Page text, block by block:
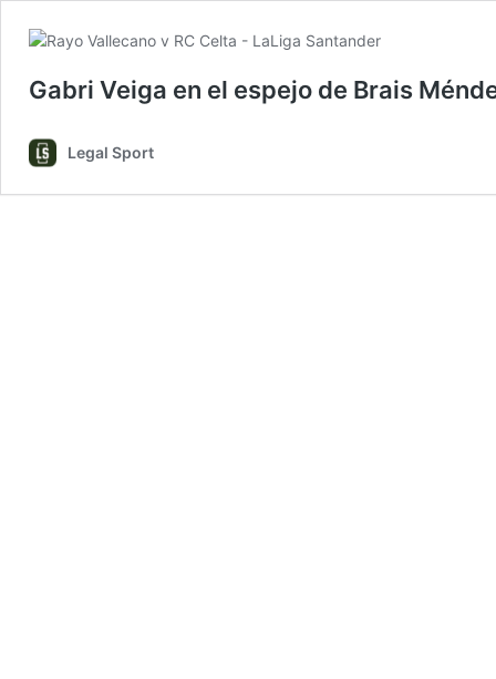
Gabri Veiga en el espejo de Brais
Legal Sport